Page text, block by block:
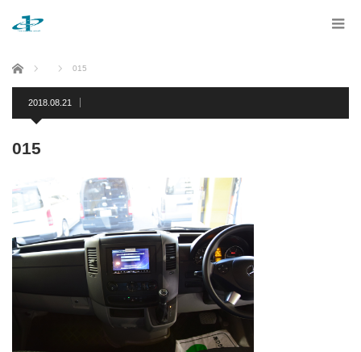
ホーム 015
2018.08.21
015